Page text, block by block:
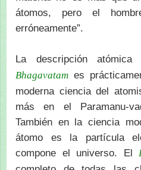
átomos, pero el
erróneamente”.
La descripción
Bhagavatam es
moderna ciencia del
más en el Paramanu-
También en la ciencia
átomo es la partícula
compone el universo. El